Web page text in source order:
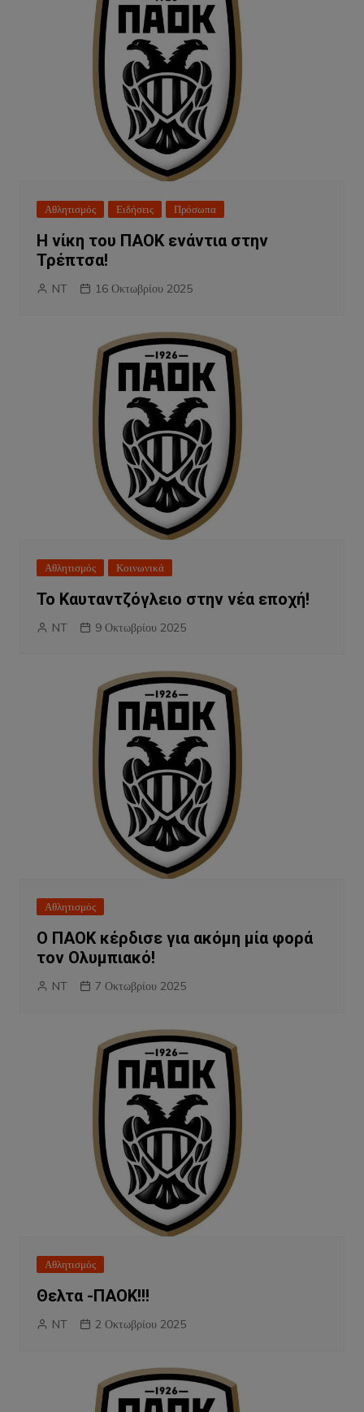
Αθλητισμός Ειδήσεις Πρόσωπα
Η νίκη του ΠΑΟΚ ενάντια στην
Τρέπτσα!
NT 16 Οκτωβρίου 2025
Αθλητισμός Κοινωνικά
Το Καυταντζόγλειο στην νέα εποχή!
NT 9 Οκτωβρίου 2025
Αθλητισμός
Ο ΠΑΟΚ κέρδισε για ακόμη μία φορά
τον Ολυμπιακό!
NT 7 Οκτωβρίου 2025
Αθλητισμός
Θελτα -ΠΑΟΚ!!!
NT 2 Οκτωβρίου 2025